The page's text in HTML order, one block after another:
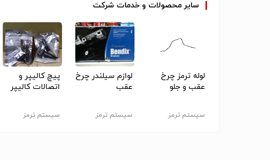
سایرمحصولات و خدمات شرکت
لوله ترمز چرخ
عقب و جلو
سیستم ترمز
لوازم سیلندر چرخ
عقب
سیستم ترمز
پیچ کالیپر و
اتصالات کالیپر
سیستم ترمز